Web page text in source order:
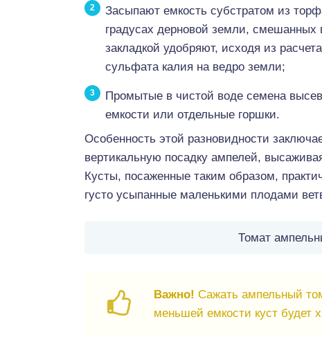
Засыпают емкость субстратом из
градусах дерновой земли, смешанных
закладкой удобряют, исходя из
сульфата калия на ведро земли;
Промытые в чистой воде семена
емкости или отдельные горшки.
Особенность этой разновидности
вертикальную посадку ампелей,
Кусты, посаженные таким образом,
густо усыпанные маленькими плодами
Томат
Важно! Сажать ампельный
меньшей емкости куст